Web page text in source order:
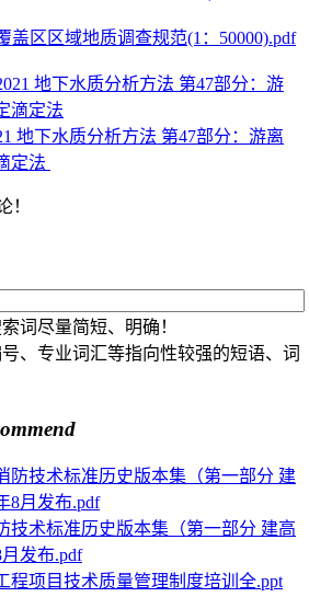
盖区区域地质调查规范(1：50000).pdf
地下水质分析方法 第47部分：游离
定法
！
词尽量简短、明确！
、专业词汇等指向性较强的短语、词
技术标准历史版本集（第一部分 建高
发布.pdf